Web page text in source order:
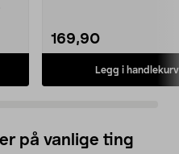
169,90
Legg i handlekurv
på vanlige ting